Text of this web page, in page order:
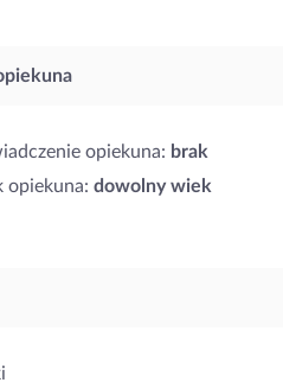
opiekuna: brak
opiekuna: dowolny wiek